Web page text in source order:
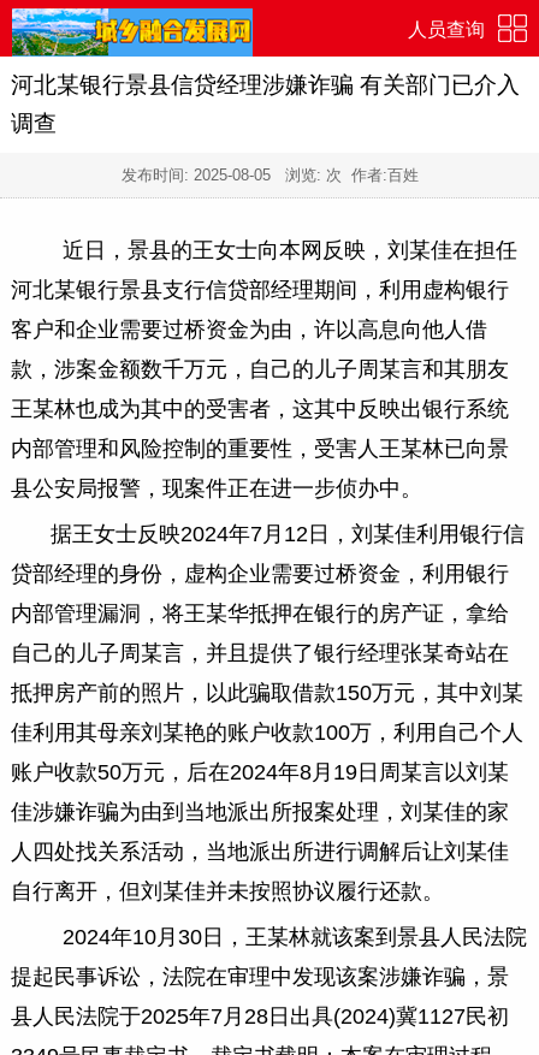
人员查询
河北某银行景县信贷经理涉嫌诈骗 有关部门已介入
调查
发布时间: 2025-08-05浏览: 次 作者:百姓
近日，景县的王女士向本网反映，刘某佳在担任
河北某银行景县支行信贷部经理期间，利用虚构银行
客户和企业需要过桥资金为由，许以高息向他人借
款，涉案金额数千万元，自己的儿子周某言和其朋友
王某林也成为其中的受害者，这其中反映出银行系统
内部管理和风险控制的重要性，受害人王某林已向景
县公安局报警，现案件正在进一步侦办中。
据王女士反映2024年7月12日，刘某佳利用银行信
贷部经理的身份，虚构企业需要过桥资金，利用银行
内部管理漏洞，将王某华抵押在银行的房产证，拿给
自己的儿子周某言，并且提供了银行经理张某奇站在
抵押房产前的照片，以此骗取借款150万元，其中刘某
佳利用其母亲刘某艳的账户收款100万，利用自己个人
账户收款50万元，后在2024年8月19日周某言以刘某
佳涉嫌诈骗为由到当地派出所报案处理，刘某佳的家
人四处找关系活动，当地派出所进行调解后让刘某佳
自行离开，但刘某佳并未按照协议履行还款。
2024年10月30日，王某林就该案到景县人民法院
提起民事诉讼，法院在审理中发现该案涉嫌诈骗，景
县人民法院于2025年7月28日出具(2024)冀1127民初